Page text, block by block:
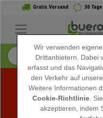
Gratis Versand 30
Sommerschlussverkauf
Rabatte für kurze
Wir verwenden
Drittanbietern. Dabei
erfasst und das
den Verkehr auf
Weitere Informationen
Cookie-Richtlinie .
akzeptieren, indem